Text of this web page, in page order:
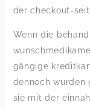
der checkout-
Wenn die
gängige
dennoch wurden
sie mit der